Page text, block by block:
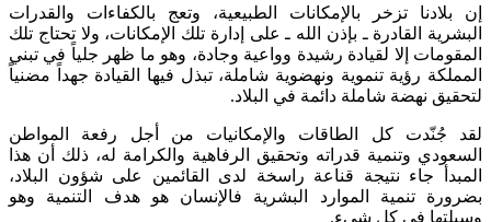
إن بلادنا تزخر بالإمكانات الطبيعية، وتعج بالكفاءات والقدرات
البشرية القادرة ـ بإذن الله ـ على إدارة تلك الإمكانات، ولا تحتاج تلك
المقومات إلا لقيادة رشيدة وواعية وجادة، وهو ما ظهر جلياً في تبني
المملكة رؤية تنموية ونهضوية شاملة، تبذل فيها القيادة جهداً مضنياً
لتحقيق نهضة شاملة دائمة في البلاد.
لقد جُنّدت كل الطاقات والإمكانيات من أجل رفعة المواطن
السعودي وتنمية قدراته وتحقيق الرفاهية والكرامة له، ذلك أن هذا
المبدأ جاء نتيجة قناعة راسخة لدى القائمين على شؤون البلاد،
بضرورة تنمية الموارد البشرية فالإنسان هو هدف التنمية وهو
وسيلتها في كل شيء.